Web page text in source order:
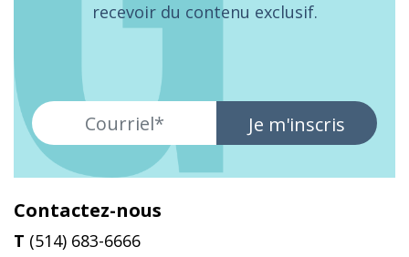
Contactez-nous
T (514) 683-6666
recevoir du contenu exclusif.
Je m'inscris